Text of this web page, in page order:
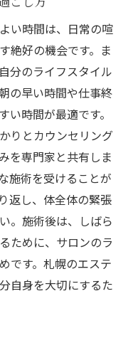
い時間は、日常の喧
絶好の機会です。ま
分のライフスタイル
の早い時間や仕事終
時間が最適です。
りとカウンセリング
を専門家と共有しま
施術を受けることが
返し、体全体の緊張
。施術後は、しばら
ために、サロンのラ
です。札幌のエステ
自身を大切にするた